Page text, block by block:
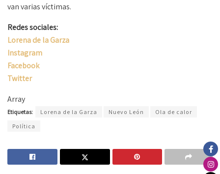
van varias víctimas.
Redes sociales:
Lorena de la Garza
Instagram
Facebook
Twitter
Array
Etiquetas: Lorena de la Garza Nuevo León
Ola de calor
Política